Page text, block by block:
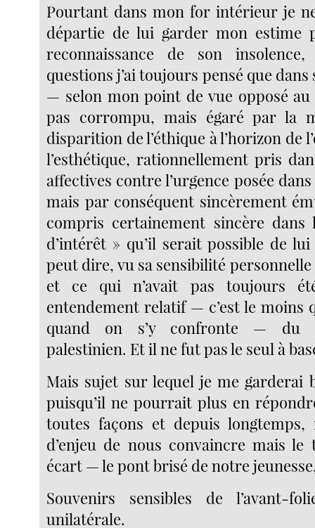
Pourtant dans mon for intérieur je
départie de lui garder mon estime
reconnaissance de son
questions j’ai toujours pensé que
— selon mon point de vue opposé
pas corrompu, mais égaré par la
disparition de l’éthique à l’horizon de
l’esthétique, rationnellement pris
affectives contre l’urgence posée
mais par conséquent sincèrement
compris certainement sincère
d’intérêt » qu’il serait possible de
peut dire, vu sa sensibilité
et ce qui n’avait pas toujours
entendement relatif — c’est le moins
quand on s’y confronte — du
palestinien. Et il ne fut pas le seul à
Mais sujet sur lequel je me garderai
puisqu’il ne pourrait plus en
toutes façons et depuis longtemps,
d’enjeu de nous convaincre mais
écart — le pont brisé de notre
Souvenirs sensibles de l’avant-
unilatérale.